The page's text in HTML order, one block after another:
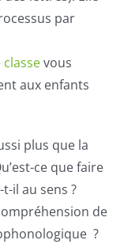
par
vous
aux enfants
plus que la
ce que faire
il au sens ?
de
?